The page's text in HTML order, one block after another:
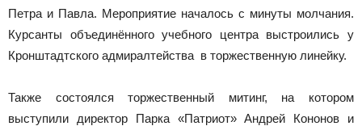
Петра и Павла. Мероприятие началось с минуты молчания.
Курсанты объединённого учебного центра выстроились у
Кронштадтского адмиралтейства в торжественную линейку.
Также состоялся торжественный митинг, на котором
выступили директор Парка «Патриот» Андрей Кононов и